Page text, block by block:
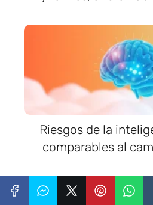
Riesgos de la
comparables al